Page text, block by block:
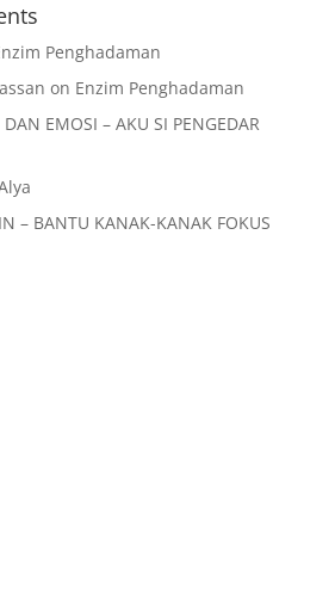
Penghadaman
on Enzim Penghadaman
DAN EMOSI – AKU SI PENGEDAR
– BANTU KANAK-KANAK FOKUS